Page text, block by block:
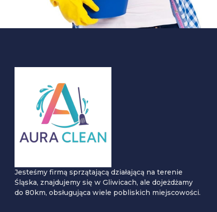
Jesteśmy firmą sprzątającą działającą na terenie
Śląska, znajdujemy się w Gliwicach, ale dojeżdżamy
do 80km, obsługująca wiele pobliskich miejscowości.